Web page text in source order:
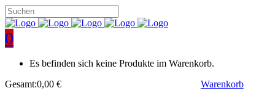
0
Es befinden sich keine Produkte im Warenkorb.
Warenkorb
Gesamt:0,00 €